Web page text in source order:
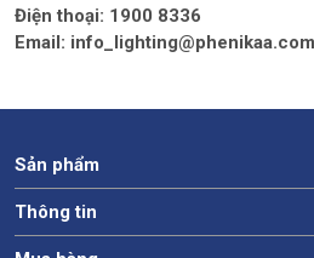
Điện thoại: 1900 8336
Email: info_lighting@phenikaa.com
Sản phẩm
Thông tin